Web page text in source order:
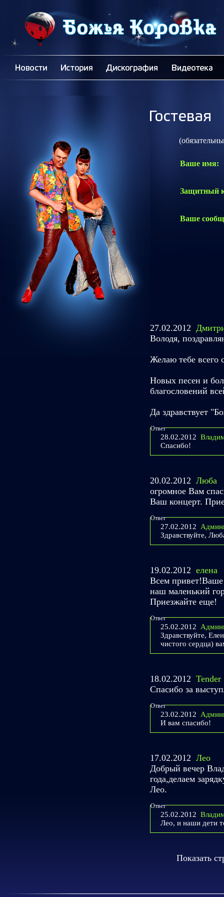
Ваше имя:
Защитный
Ваше
27.02.2012
Володя,
Желаю тебе всего
Новых песен и
благословений
Да здравствует
Ответ
28.02.2012
Спасибо!
20.02.2012 Люба
огромное Вам
Ваш концерт.
Ответ
27.02.2012
Здравствуйте,
19.02.2012 елена
Всем привет!Ваше
наш маленький
Приезжайте еще!
Ответ
25.02.2012
Здравствуйте,
чистого сердца)
18.02.2012 Tender
Спасибо за
Ответ
23.02.2012
И вам спасибо!
17.02.2012 Лео
Добрый вечер
года,делаем
Лео.
Ответ
25.02.2012
Лео, и наши дети
Показать